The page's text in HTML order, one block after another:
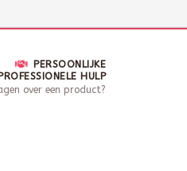
PERSOONLIJKE
HULP
over een product?